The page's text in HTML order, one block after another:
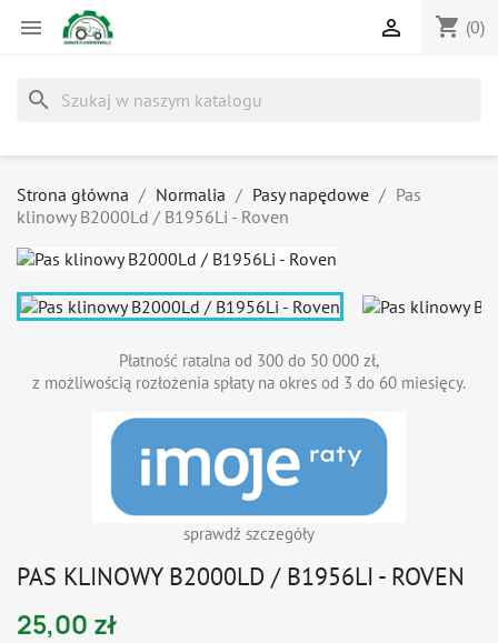
 shopping_cart (0)

search
Strona główna Normalia Pasy napędowe
Pas
klinowy B2000Ld / B1956Li - Roven
Płatność ratalna od 300 do 50 000 zł,
z możliwością rozłożenia spłaty na okres od 3 do 60 miesięcy.
sprawdź szczegóły
PAS KLINOWY B2000LD / B1956LI - ROVEN
25,00 zł